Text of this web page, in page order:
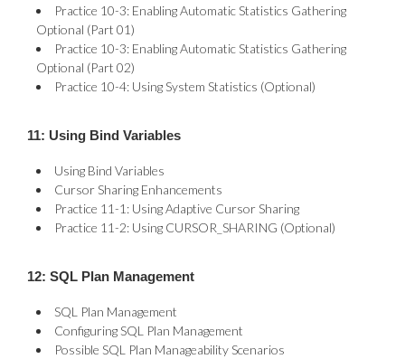
Practice 10-3: Enabling Automatic Statistics Gathering
Optional (Part 01)
Practice 10-3: Enabling Automatic Statistics Gathering
Optional (Part 02)
Practice 10-4: Using System Statistics (Optional)
11: Using Bind Variables
Using Bind Variables
Cursor Sharing Enhancements
Practice 11-1: Using Adaptive Cursor Sharing
Practice 11-2: Using CURSOR_SHARING (Optional)
12: SQL Plan Management
SQL Plan Management
Configuring SQL Plan Management
Possible SQL Plan Manageability Scenarios